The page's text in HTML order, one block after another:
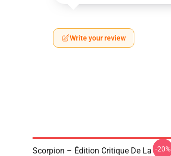
Write your review
Scorpion – Édition Critique De La -20%